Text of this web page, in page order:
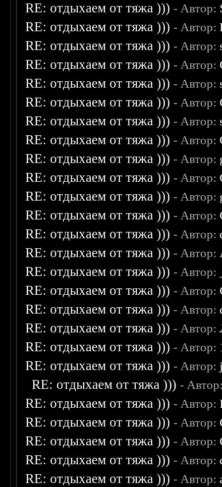
RE: отдыхаем от тяжа ))) - Автор:
RE: отдыхаем от тяжа ))) - Автор:
RE: отдыхаем от тяжа ))) - Автор:
RE: отдыхаем от тяжа ))) - Автор:
RE: отдыхаем от тяжа ))) - Автор:
RE: отдыхаем от тяжа ))) - Автор:
RE: отдыхаем от тяжа ))) - Автор:
RE: отдыхаем от тяжа ))) - Автор:
RE: отдыхаем от тяжа ))) - Автор:
RE: отдыхаем от тяжа ))) - Автор:
RE: отдыхаем от тяжа ))) - Автор:
RE: отдыхаем от тяжа ))) - Автор:
RE: отдыхаем от тяжа ))) - Автор:
RE: отдыхаем от тяжа ))) - Автор:
RE: отдыхаем от тяжа ))) - Автор:
RE: отдыхаем от тяжа ))) - Автор:
RE: отдыхаем от тяжа ))) - Автор:
RE: отдыхаем от тяжа ))) - Автор:
RE: отдыхаем от тяжа ))) - Автор:
RE: отдыхаем от тяжа ))) - Автор:
RE: отдыхаем от тяжа ))) -
RE: отдыхаем от тяжа ))) - Автор:
RE: отдыхаем от тяжа ))) - Автор:
RE: отдыхаем от тяжа ))) - Автор:
RE: отдыхаем от тяжа ))) - Автор:
RE: отдыхаем от тяжа ))) - Автор: